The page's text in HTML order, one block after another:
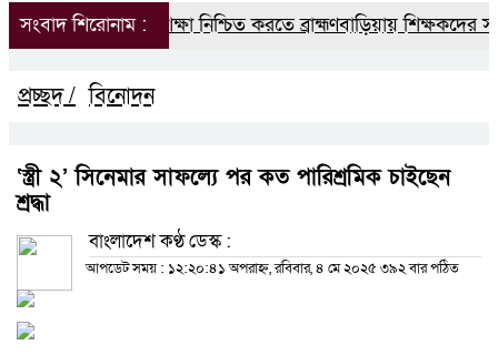
সংবাদ শিরোনাম :
মানসম্মত শিক্ষা নিশ্চিত করতে ব্রাহ্মণবাড়িয়ায় শিক্ষকদের
প্রচ্ছদ / বিনোদন
‘স্ত্রী ২’ সিনেমার সাফল্যে পর কত পারিশ্রমিক চাইছেন
শ্রদ্ধা
বাংলাদেশ কণ্ঠ ডেস্ক :
আপডেট সময় : ১২:২০:৪১ অপরাহ্ন, রবিবার, ৪ মে ২০২৫৩৯২ বার পঠিত